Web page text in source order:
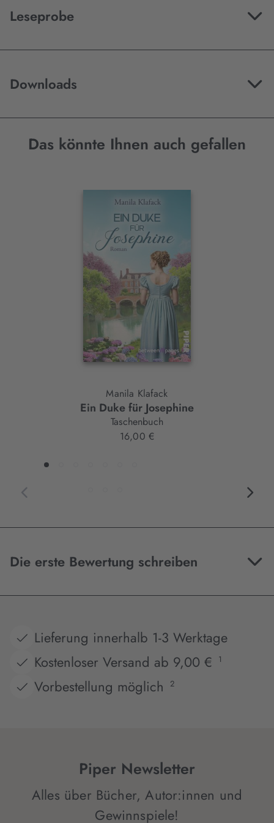
Leseprobe
Downloads
Das könnte Ihnen auch gefallen
Manila Klafack
Ein Duke für Josephine
Taschenbuch
16,00 €
Die erste Bewertung schreiben
Lieferung innerhalb 1-3 Werktage
Kostenloser Versand ab 9,00 €
1
Vorbestellung möglich 2
Piper Newsletter
Alles über Bücher, Autor:innen und
Gewinnspiele!